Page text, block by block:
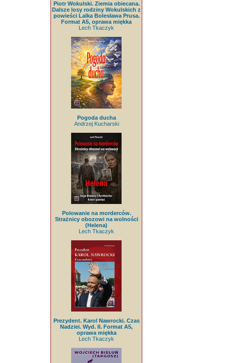
Piotr Wokulski. Ziemia obiecana.
Dalsze losy rodziny Wokulskich z
powieści Lalka Bolesława Prusa.
Format A5, oprawa miękka
Lech Tkaczyk
Pogoda ducha
Andrzej Kucharski
Polowanie na morderców.
Strażnicy obozowi na wolności
(Helena)
Lech Tkaczyk
Prezydent. Karol Nawrocki. Czas
Nadziei. Wyd. II. Format A5,
oprawa miękka
Lech Tkaczyk